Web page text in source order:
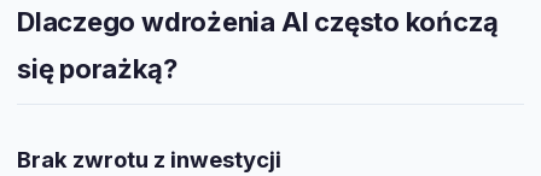
Dlaczego wdrożenia AI często kończą
się porażką?
Brak zwrotu z inwestycji